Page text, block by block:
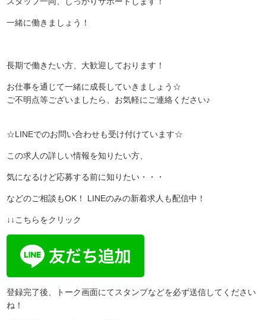
一緒に働きましょう！
長期で働きたい方、大歓迎しております！
お仕事を通じて一緒に成長していきましょう☆
ご不明点等ございましたら、お気軽にご連絡ください♪
☆LINEでのお問い合わせも受け付けています☆
この求人の詳しい情報を知りたい方、
気になるけど応募する前に知りたい・・・
などのご相談もOK！ LINEのみの新着求人も配信中！
↓↓こちらをクリック
登録完了後、トーク画面にてスタンプなどを必ず送信してください
ね！